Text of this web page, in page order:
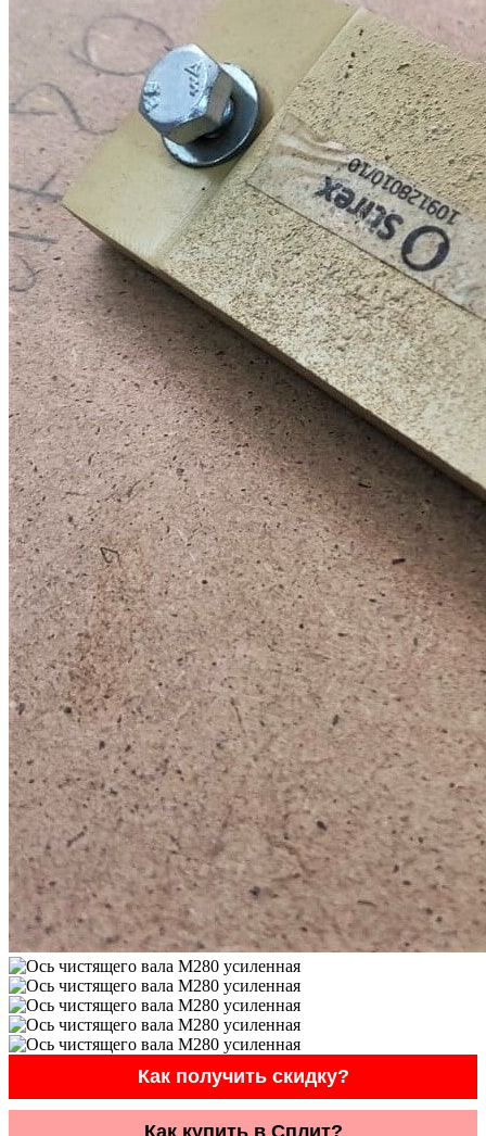
Как получить скидку?
Как купить в Сплит?